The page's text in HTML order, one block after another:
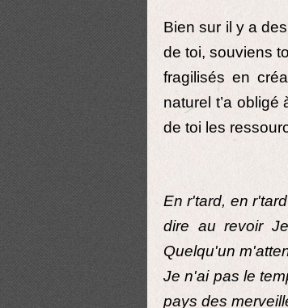
Bien sur il y a
de toi, souviens
fragilisés en
naturel t’a
de toi les
En r'tard, en
dire au revoir
Quelqu'un
Je n'ai pas le
pays des